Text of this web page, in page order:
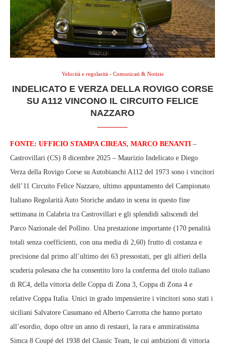
Velocità e regolarità - Comunicati & Notizie
INDELICATO E VERZA DELLA ROVIGO CORSE
SU A112 VINCONO IL CIRCUITO FELICE
NAZZARO
FONTE: UFFICIO STAMPA CIREAS, MARCO BENANTI –
Castrovillari (CS) 8 dicembre 2025 – Maurizio Indelicato e Diego
Verza della Rovigo Corse su Autobianchi A112 del 1973 sono i vincitori
dell’11 Circuito Felice Nazzaro, ultimo appuntamento del Campionato
Italiano Regolarità Auto Storiche andato in scena in questo fine
settimana in Calabria tra Castrovillari e gli splendidi saliscendi del
Parco Nazionale del Pollino. Una prestazione importante (170 penalità
totali senza coefficienti, con una media di 2,60) frutto di costanza e
precisione dal primo all’ultimo dei 63 pressostati, per gli alfieri della
scuderia polesana che ha consentito loro la conferma del titolo italiano
di RC4, della vittoria delle Coppa di Zona 3, Coppa di Zona 4 e
relative Coppa Italia. Unici in grado impensierire i vincitori sono stati i
siciliani Salvatore Cusumano ed Alberto Carrotta che hanno portato
all’esordio, dopo oltre un anno di restauri, la rara e ammiratissima
Simca 8 Coupé del 1938 del Classic Team, le cui ambizioni di vittoria